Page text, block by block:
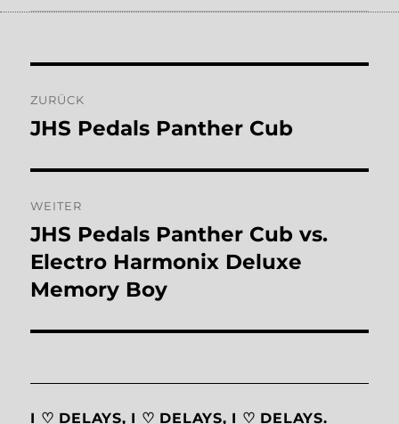
ZURÜCK
Vorheriger
JHS Pedals Panther Cub
WEITER
Nächster
Beitrag:
JHS Pedals Panther Cub vs.
Electro Harmonix Deluxe
Memory Boy
I ♡ DELAYS, I ♡ DELAYS, I ♡ DELAYS.